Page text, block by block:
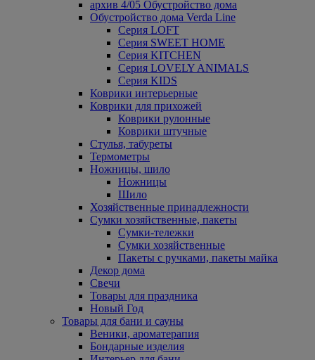
архив 4/05 Обустройство дома
Обустройство дома Verda Line
Серия LOFT
Серия SWEET HOME
Серия KITCHEN
Серия LOVELY ANIMALS
Серия KIDS
Коврики интерьерные
Коврики для прихожей
Коврики рулонные
Коврики штучные
Стулья, табуреты
Термометры
Ножницы, шило
Ножницы
Шило
Хозяйственные принадлежности
Сумки хозяйственные, пакеты
Сумки-тележки
Сумки хозяйственные
Пакеты с ручками, пакеты майка
Декор дома
Свечи
Товары для праздника
Новый Год
Товары для бани и сауны
Веники, ароматерапия
Бондарные изделия